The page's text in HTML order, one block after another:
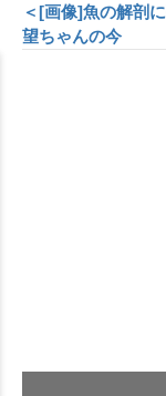
＜[画像]魚の解剖
望ちゃんの今